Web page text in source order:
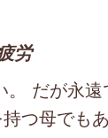
労
だが永遠
つ母でも